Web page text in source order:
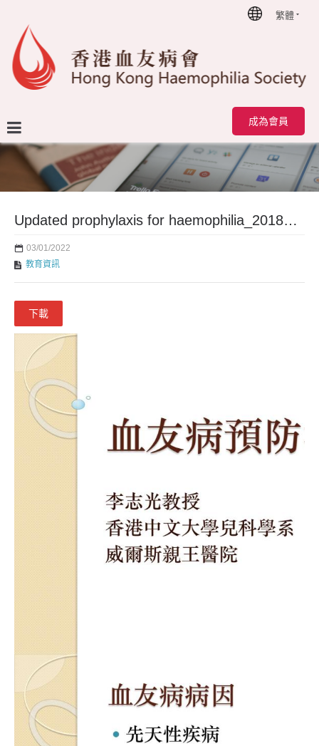
繁體
成為會員
Updated prophylaxis for haemophilia_20180415
03/01/2022
教育資訊
下載